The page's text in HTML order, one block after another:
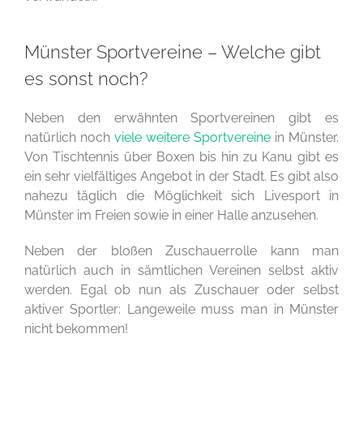
Münster Sportvereine – Welche gibt
es sonst noch?
Neben den erwähnten Sportvereinen gibt es
natürlich noch viele weitere Sportvereine in Münster.
Von Tischtennis über Boxen bis hin zu Kanu gibt es
ein sehr vielfältiges Angebot in der Stadt. Es gibt also
nahezu täglich die Möglichkeit sich Livesport in
Münster im Freien sowie in einer Halle anzusehen.
Neben der bloßen Zuschauerrolle kann man
natürlich auch in sämtlichen Vereinen selbst aktiv
werden. Egal ob nun als Zuschauer oder selbst
aktiver Sportler: Langeweile muss man in Münster
nicht bekommen!